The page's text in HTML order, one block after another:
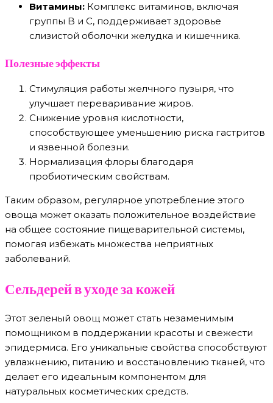
Витамины: Комплекс витаминов, включая
группы B и C, поддерживает здоровье
слизистой оболочки желудка и кишечника.
Полезные эффекты
Стимуляция работы желчного пузыря, что
улучшает переваривание жиров.
Снижение уровня кислотности,
способствующее уменьшению риска гастритов
и язвенной болезни.
Нормализация флоры благодаря
пробиотическим свойствам.
Таким образом, регулярное употребление этого
овоща может оказать положительное воздействие
на общее состояние пищеварительной системы,
помогая избежать множества неприятных
заболеваний.
Сельдерей в уходе за кожей
Этот зеленый овощ может стать незаменимым
помощником в поддержании красоты и свежести
эпидермиса. Его уникальные свойства способствуют
увлажнению, питанию и восстановлению тканей, что
делает его идеальным компонентом для
натуральных косметических средств.